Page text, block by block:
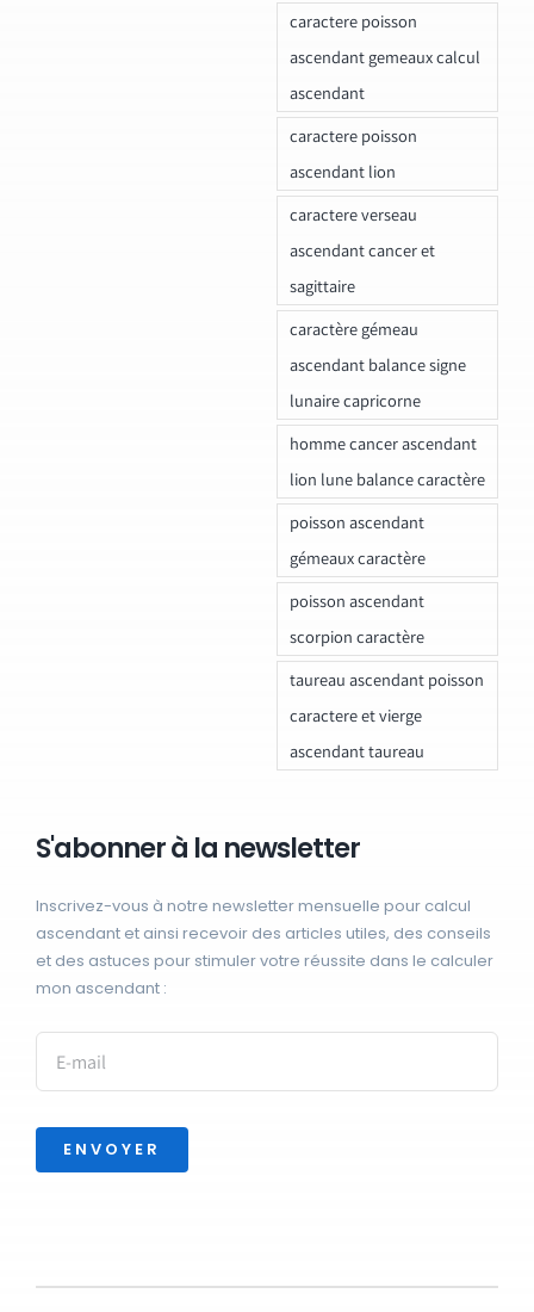
caractere poisson
ascendant gemeaux calcul
ascendant
caractere poisson
ascendant lion
caractere verseau
ascendant cancer et
sagittaire
caractère gémeau
ascendant balance signe
lunaire capricorne
homme cancer ascendant
lion lune balance caractère
poisson ascendant
gémeaux caractère
poisson ascendant
scorpion caractère
taureau ascendant poisson
caractere et vierge
ascendant taureau
S'abonner à la newsletter
Inscrivez-vous à notre newsletter mensuelle pour calcul
ascendant et ainsi recevoir des articles utiles, des conseils
et des astuces pour stimuler votre réussite dans le calculer
mon ascendant :
ENVOYER